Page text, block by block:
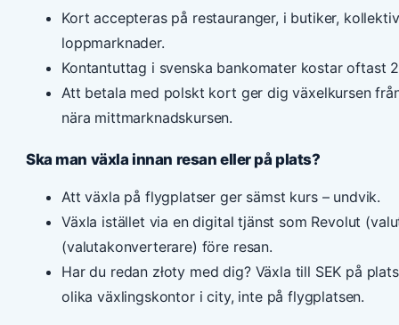
Kort accepteras på restauranger, i butiker,
loppmarknader.
Kontantuttag i svenska bankomater kostar oftast
Att betala med polskt kort ger dig växelkursen
nära mittmarknadskursen.
Ska man växla innan resan eller på plats?
Att växla på flygplatser ger sämst kurs – undvik.
Växla istället via en digital tjänst som Revolut
(valutakonverterare) före resan.
Har du redan złoty med dig? Växla till SEK på
olika växlingskontor i city, inte på flygplatsen.